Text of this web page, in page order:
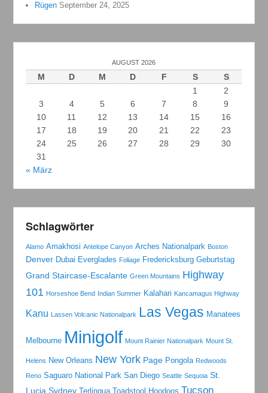
Rügen September 24, 2025
AUGUST 2026
M D M D F S
S
1
2
3
4 5 6 7 8
9
10
11 12 13 14 15
16
17
18 19 20 21 22
23
24
25 26 27 28 29
30
31
« März
Schlagwörter
Alamo Amakhosi Antelope Canyon Arches Nationalpark Boston
Denver Dubai Everglades Foliage Fredericksburg Geburtstag
Grand Staircase-Escalante Green Mountains Highway
101 Horseshoe Bend Indian Summer Kalahari Kancamagus Highway
Kanu Lassen Volcanic Nationalpark Las Vegas Manatees
Melbourne Minigolf Mount Rainier Nationalpark Mount St.
Helens New Orleans New York Page Pongola Redwoods
Reno Saguaro National Park San Diego Seattle Sequoia St.
Lucia Sydney Terlingua Toadstool Hoodoos Tucson